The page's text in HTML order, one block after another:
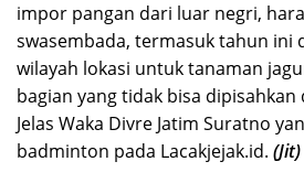
impor pangan dari luar negri,
swasembada, termasuk tahun ini
wilayah lokasi untuk tanaman
bagian yang tidak bisa dipisahkan
Jelas Waka Divre Jatim Suratno
badminton pada Lacakjejak.id. (Jit)